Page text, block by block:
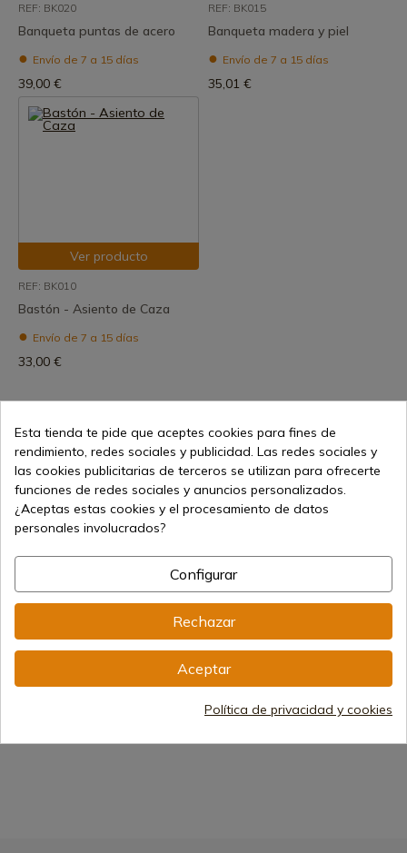
REF: BK020
Banqueta puntas de acero
Envío de 7 a 15 días
39,00 €
REF: BK015
Banqueta madera y piel
Envío de 7 a 15 días
35,01 €
Ver producto
REF: BK010
Bastón - Asiento de Caza
Envío de 7 a 15 días
33,00 €
1
Arcos de Caza
Visores de Caza
Esta tienda te pide que aceptes cookies para fines de
rendimiento, redes sociales y publicidad. Las redes sociales y
las cookies publicitarias de terceros se utilizan para ofrecerte
funciones de redes sociales y anuncios personalizados.
¿Aceptas estas cookies y el procesamiento de datos
personales involucrados?
Configurar
Rechazar
Aceptar
Política de privacidad y cookies